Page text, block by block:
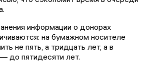
информации о донорах
на бумажном носителе
не пять, а тридцать лет, а в
до пятидесяти лет.